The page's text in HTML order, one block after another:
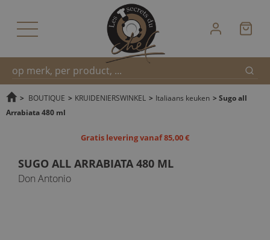
Snel
> BOUTIQUE > KRUIDENIERSWINKEL > Italiaans keuken > Sugo all
Arrabiata 480 ml
Gratis levering vanaf 85,00 €
SUGO ALL ARRABIATA 480 ML
Don Antonio